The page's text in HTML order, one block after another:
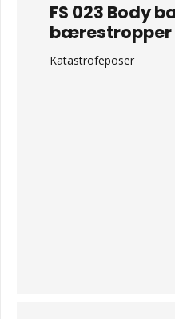
FS 023 Body
bærestropper
Katastrofeposer